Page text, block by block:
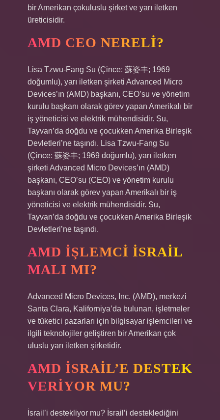
bir Amerikan çokuluslu şirket ve yarı iletken
üreticisidir.
AMD CEO NERELI?
Lisa Tzwu-Fang Su (Çince: 蘇姿丰; 1969
doğumlu), yarı iletken şirketi Advanced Micro
Devices’ın (AMD) başkanı, CEO’su ve yönetim
kurulu başkanı olarak görev yapan Amerikalı bir
iş yöneticisi ve elektrik mühendisidir. Su,
Tayvan’da doğdu ve çocukken Amerika Birleşik
Devletleri’ne taşındı. Lisa Tzwu-Fang Su
(Çince: 蘇姿丰; 1969 doğumlu), yarı iletken
şirketi Advanced Micro Devices’ın (AMD)
başkanı, CEO’su (CEO) ve yönetim kurulu
başkanı olarak görev yapan Amerikalı bir iş
yöneticisi ve elektrik mühendisidir. Su,
Tayvan’da doğdu ve çocukken Amerika Birleşik
Devletleri’ne taşındı.
AMD IŞLEMCI İSRAIL
MALI MI?
Advanced Micro Devices, Inc. (AMD), merkezi
Santa Clara, Kaliforniya’da bulunan, işletmeler
ve tüketici pazarları için bilgisayar işlemcileri ve
ilgili teknolojiler geliştiren bir Amerikan çok
uluslu yarı iletken şirketidir.
AMD İSRAIL’E DESTEK
VERIYOR MU?
İsrail’i destekliyor mu? İsrail’i desteklediğini